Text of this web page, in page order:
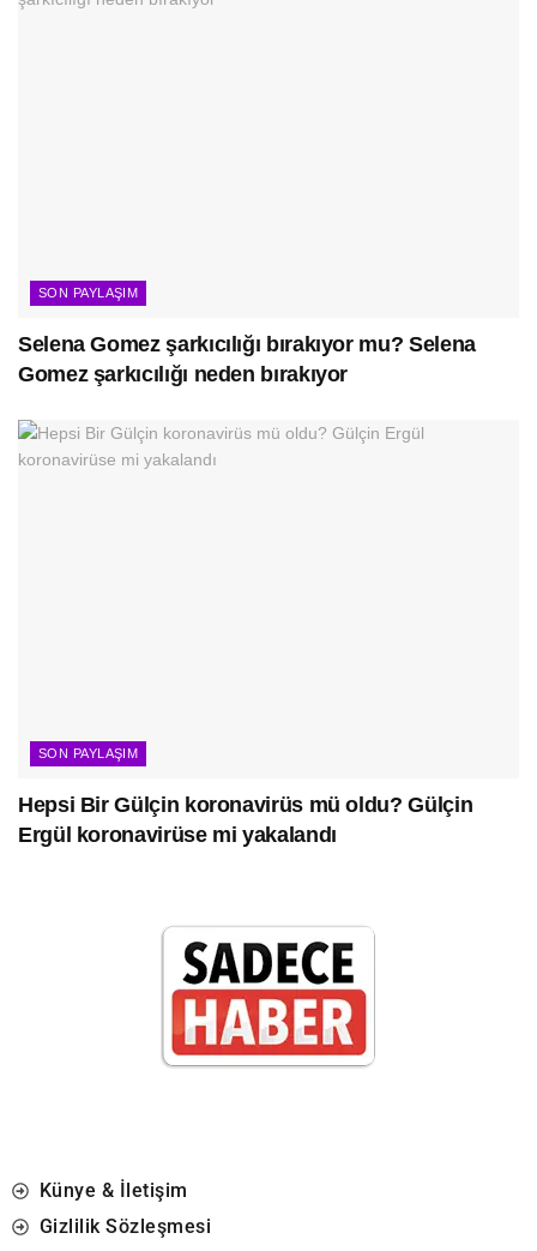
SON PAYLAŞIM
Selena Gomez şarkıcılığı bırakıyor mu? Selena
Gomez şarkıcılığı neden bırakıyor
SON PAYLAŞIM
Hepsi Bir Gülçin koronavirüs mü oldu? Gülçin
Ergül koronavirüse mi yakalandı
Künye & İletişim
Gizlilik Sözleşmesi